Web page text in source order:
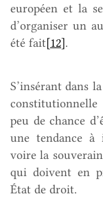
européen et la
d’organiser un
été fait[12].
S’insérant dans
constitutionnelle
peu de chance
une tendance à
voire la
qui doivent en
État de droit.